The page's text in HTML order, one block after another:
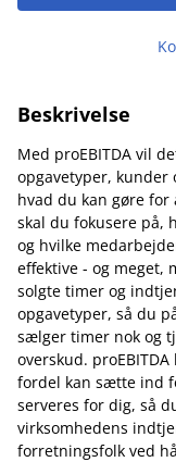
Beskrivelse
Med proEBITDA vil
opgavetyper, kunder
hvad du kan gøre
skal du fokusere på,
og hvilke
effektive - og meget,
solgte timer og
opgavetyper, så du
sælger timer nok og
overskud.
fordel kan sætte ind
serveres for dig, så
virksomhedens
forretningsfolk ved